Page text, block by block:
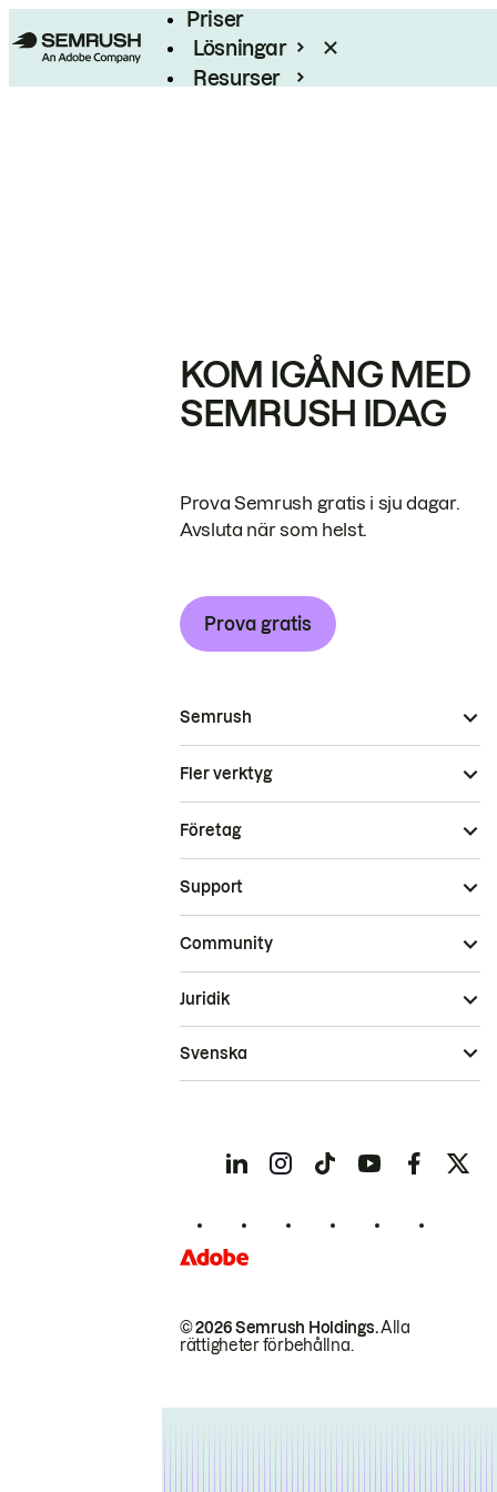
Priser
Lösningar
Resurser
KOM IGÅNG MED
SEMRUSH IDAG
Prova Semrush gratis i sju dagar.
Avsluta när som helst.
Prova gratis
Semrush
Fler verktyg
Företag
Support
Community
© 2026 Semrush Holdings.Alla
rättigheter förbehållna.
Juridik
Svenska